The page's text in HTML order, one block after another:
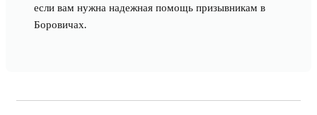
если вам нужна надежная помощь призывникам в
Боровичах.